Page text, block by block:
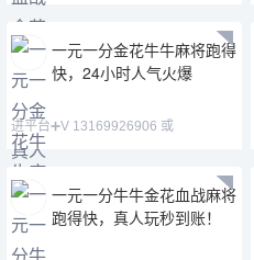
一元一分金花牛牛麻将跑得
快，24小时人气火爆
进平台➕V 13169926906 或
一元一分牛牛金花血战麻将
跑得快，真人玩秒到账！